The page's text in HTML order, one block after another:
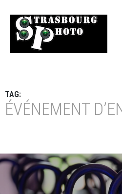
TAG:
ÉVÉNEMENT